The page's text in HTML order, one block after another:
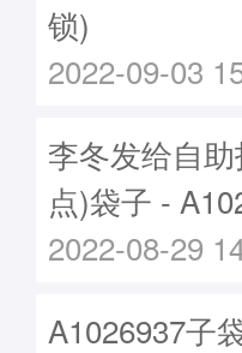
锁)
2022-09-03
李冬发给自
点)袋子 -
2022-08-29
A1026937子